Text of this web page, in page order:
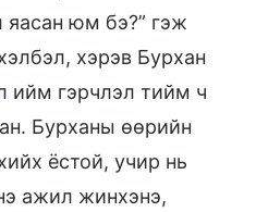
яасан юм бэ?” гэж
хэрэв Бурхан
ийм гэрчлэл тийм ч
Бурханы өөрийн
ёстой, учир нь
ажил жинхэнэ,